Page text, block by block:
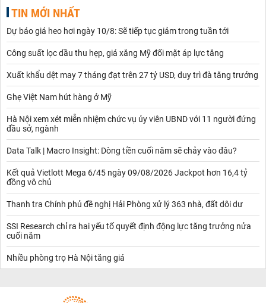
TIN MỚI NHẤT
Dự báo giá heo hơi ngày 10/8: Sẽ tiếp tục giảm trong tuần tới
Công suất lọc dầu thu hẹp, giá xăng Mỹ đối mặt áp lực tăng
Xuất khẩu dệt may 7 tháng đạt trên 27 tỷ USD, duy trì đà tăng trưởng
Ghẹ Việt Nam hút hàng ở Mỹ
Hà Nội xem xét miễn nhiệm chức vụ ủy viên UBND với 11 người đứng
đầu sở, ngành
Data Talk | Macro Insight: Dòng tiền cuối năm sẽ chảy vào đâu?
Kết quả Vietlott Mega 6/45 ngày 09/08/2026 Jackpot hơn 16,4 tỷ
đồng vô chủ
Thanh tra Chính phủ đề nghị Hải Phòng xử lý 363 nhà, đất dôi dư
SSI Research chỉ ra hai yếu tố quyết định động lực tăng trưởng nửa
cuối năm
Nhiều phòng trọ Hà Nội tăng giá